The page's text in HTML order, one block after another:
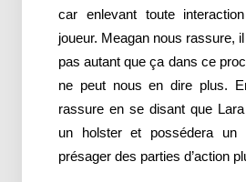
car enlevant toute
joueur. Meagan nous rassure,
pas autant que ça dans ce
ne peut nous en dire plus.
rassure en se disant que
un holster et possédera un
présager des parties d’action